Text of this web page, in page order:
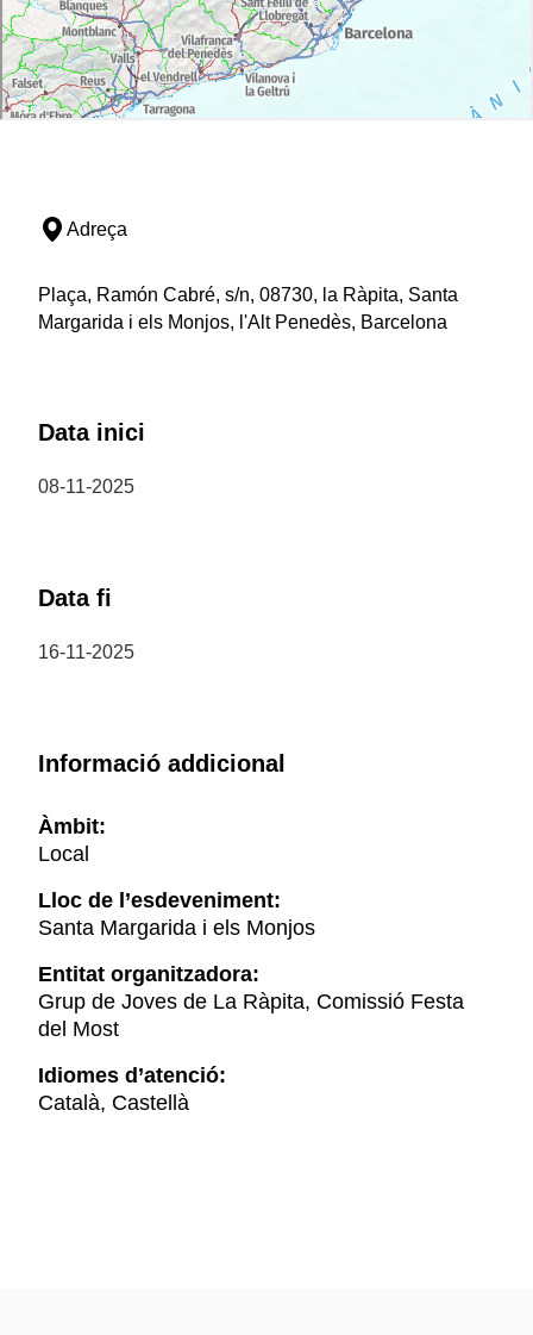
Adreça
Plaça, Ramón Cabré, s/n, 08730, la Ràpita, Santa
Margarida i els Monjos, l'Alt Penedès, Barcelona
Data inici
08-11-2025
Data fi
16-11-2025
Informació addicional
Àmbit:
Local
Lloc de l’esdeveniment:
Santa Margarida i els Monjos
Entitat organitzadora:
Grup de Joves de La Ràpita, Comissió Festa
del Most
Idiomes d’atenció:
Català, Castellà